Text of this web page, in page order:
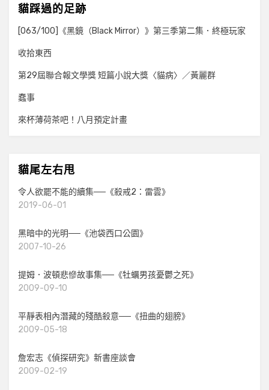
貓踩過的足跡
[063/100]《黑鏡（Black Mirror）》第三季第二集．終極玩家
收拾東西
第29屆聯合報文學獎 短篇小說大獎〈貓病〉／黃麗群
蠢事
來杯薄荷茶吧！八月預定計畫
貓尾左右甩
令人欲罷不能的續集──《殺戒2：雷雲》
2019-06-01
黑暗中的光明──《池袋西口公園》
2007-10-26
提姆．波頓悲慘故事集──《牡蠣男孩憂鬱之死》
2009-09-10
平靜表相內潛藏的殘酷殺意──《扭曲的翅膀》
2009-05-18
詹宏志《偵探研究》新書座談會
2009-02-19